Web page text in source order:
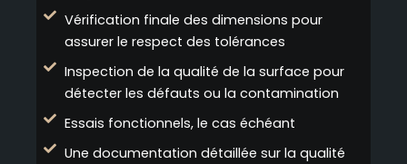
Vérification finale des dimensions pour
assurer le respect des tolérances
Inspection de la qualité de la surface pour
détecter les défauts ou la contamination
Essais fonctionnels, le cas échéant
Une documentation détaillée sur la qualité